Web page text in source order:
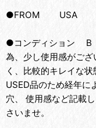
●FROM USA
●コンディション B
為、少し使用感がご
く、比較的キレイな状
USED品のため経年に
穴、 使用感など記載
さいませ。